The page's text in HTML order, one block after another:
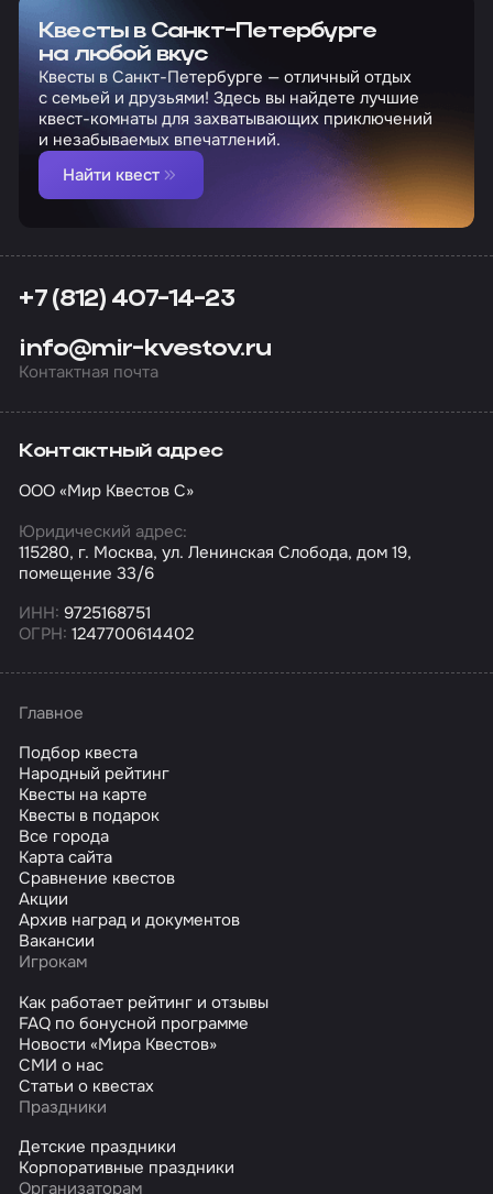
Квесты в Санкт-Петербурге
на любой вкус
Квесты в Санкт-Петербурге — отличный отдых
с семьей и друзьями! Здесь вы найдете лучшие
квест-комнаты для захватывающих приключений
и незабываемых впечатлений.
Найти квест
+7 (812) 407-14-23
info@mir-kvestov.ru
Контактная почта
Контактный адрес
ООО «Мир Квестов С»
Юридический адрес:
115280, г. Москва, ул. Ленинская Слобода, дом 19,
помещение 33/6
ИНН: 9725168751
ОГРН: 1247700614402
Главное
Подбор квеста
Народный рейтинг
Квесты на карте
Квесты в подарок
Все города
Карта сайта
Сравнение квестов
Акции
Архив наград и документов
Вакансии
Игрокам
Как работает рейтинг и отзывы
FAQ по бонусной программе
Новости «Мира Квестов»
СМИ о нас
Статьи о квестах
Праздники
Детские праздники
Корпоративные праздники
Организаторам